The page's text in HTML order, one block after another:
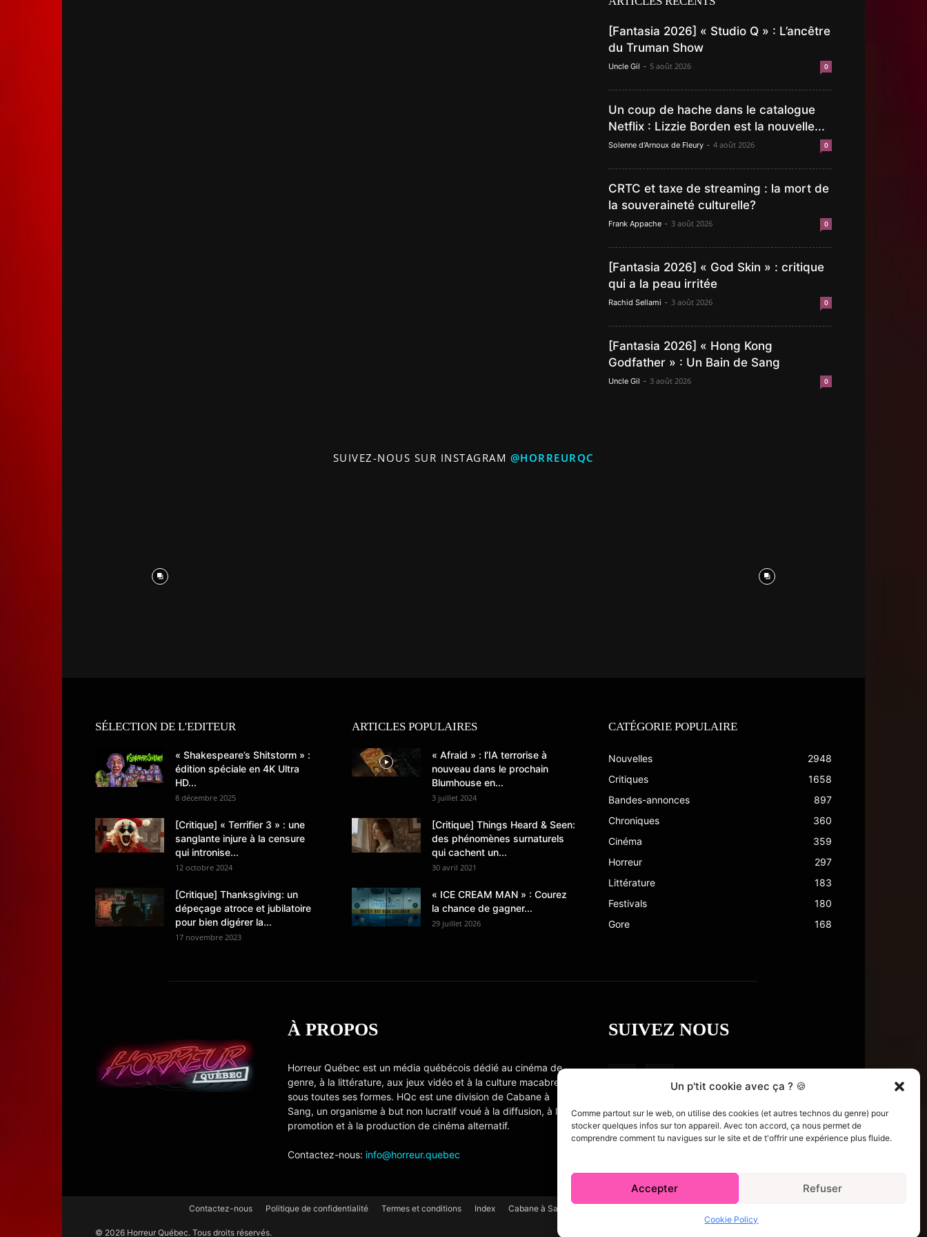
Un p'tit cookie avec ça ? 🍪
Comme partout sur le web, on utilise des cookies (et autres technos du genre) pour
stocker quelques infos sur ton appareil. Avec ton accord, ça nous permet de
comprendre comment tu navigues sur le site et de t'offrir une expérience plus fluide.
Accepter Refuser
Cookie Policy
[Fantasia 2026] « Studio Q » : L’ancêtre
du Truman Show
Uncle Gil - 5 août 2026 0
Un coup de hache dans le catalogue
Netflix : Lizzie Borden est la nouvelle...
Solenne d'Arnoux de Fleury - 4 août 2026 0
CRTC et taxe de streaming : la mort de
la souveraineté culturelle?
Frank Appache - 3 août 2026 0
[Fantasia 2026] « God Skin » : critique
qui a la peau irritée
Rachid Sellami - 3 août 2026 0
[Fantasia 2026] « Hong Kong
Godfather » : Un Bain de Sang
Uncle Gil - 3 août 2026 0
SUIVEZ-NOUS SUR INSTAGRAM @HORREURQC
SÉLECTION DE L'EDITEUR
« Shakespeare’s Shitstorm » :
édition spéciale en 4K Ultra
HD...
8 décembre 2025
[Critique] « Terrifier 3 » : une
sanglante injure à la censure
qui intronise...
12 octobre 2024
[Critique] Thanksgiving: un
dépeçage atroce et jubilatoire
pour bien digérer la...
17 novembre 2023
ARTICLES POPULAIRES
« Afraid » : l’IA terrorise à
nouveau dans le prochain
Blumhouse en...
3 juillet 2024
[Critique] Things Heard & Seen:
des phénomènes surnaturels
qui cachent un...
30 avril 2021
« ICE CREAM MAN » : Courez
la chance de gagner...
29 juillet 2026
CATÉGORIE POPULAIRE
Nouvelles
2948
Critiques
1658
Bandes-annonces
897
Chroniques
360
Cinéma
359
Horreur
297
Littérature
183
Festivals
180
Gore
168
À PROPOS
Horreur Québec est un média québécois dédié au cinéma de
genre, à la littérature, aux jeux vidéo et à la culture macabre
sous toutes ses formes. HQc est une division de Cabane à
Sang, un organisme à but non lucratif voué à la diffusion, à la
promotion et à la production de cinéma alternatif.
Contactez-nous: info@horreur.quebec
SUIVEZ NOUS
Contactez-nous Politique de confidentialité Termes et conditions Index Cabane à Sang TV
© 2026 Horreur Québec. Tous droits réservés.